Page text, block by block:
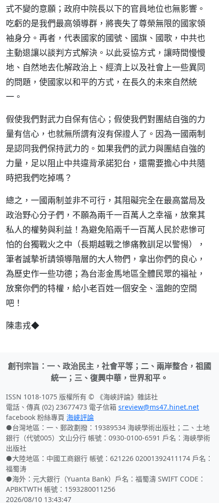
式不變的意願；政府中院長以下的官員地位也無影響。
吃虧的是我們最高領導群，將喪失了尊榮無限的國家領
袖身分。再者，代表國家的國號、國旗、國歌，中共也
主動退讓以談判方式解決。以此妥協方式，讓時間慢慢
地、自然地去化解政治上、經濟上以及社會上一些異同
的問題，使國家以和平的方式，在長久的未來自然統
一。
假使我們對武力自保有信心；假使我們對團結自強的力
量有信心，也就無所謂有沒有保證人了。因為一國兩制
是認同我們保持武力的。如果我們的武力與團結自強的
力量，足以阻止中共違背承諾犯台，還需要擔心中共隨
時把我們吃掉嗎？
總之，一國兩制並非不可行，其阻礙完全在最高當局及
政治野心分子們，不願為兩千一百萬人之幸福，放棄其
私人的權勢與利益！為避免陷兩千一百萬人民於悲慘可
怕的台獨戰火之中（長期越戰之慘痛教訓足以警惕），
筆者誠摯祈請領導階層的大人物們，拿出你們的良心，
為歷史作一些功德；為台澎金馬地區全體民眾的福祉，
放棄你們的特權，給小老百姓一個安全、溫飽的空間
吧！
陳恚戎◆
創刊宗旨：一、政治民主，社會平等；二、兩岸整合，祖國
統一；三、復興中華，世界和平。
ISSN 1018-1075 版權所有 © 《海峽評論》雜誌社
電話、傳真 (02) 23677473 電子信箱 sreview@ms47.hinet.net
facebook 粉絲專頁 海峽評論
●台灣地區：一、郵政劃撥：19389534 海峽學術出版社；二、土地
銀行（代號005）文山分行 帳號：0930-0100-6591 戶名：海峽學術
出版社
●大陸地區：中國工商銀行 帳號：621226 02001392411174 戶名：
福蜀涛
●海外：元大銀行（Yuanta Bank）戶名：福蜀濤 SWIFT CODE：
APBKTWTH 帳號：1593280011256
2026/08/10 13:43:47